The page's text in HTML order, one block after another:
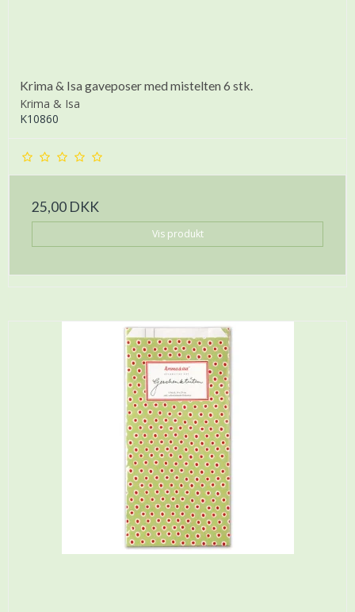
Krima & Isa gaveposer med mistelten 6 stk.
Krima & Isa
K10860
25,00 DKK
Vis produkt